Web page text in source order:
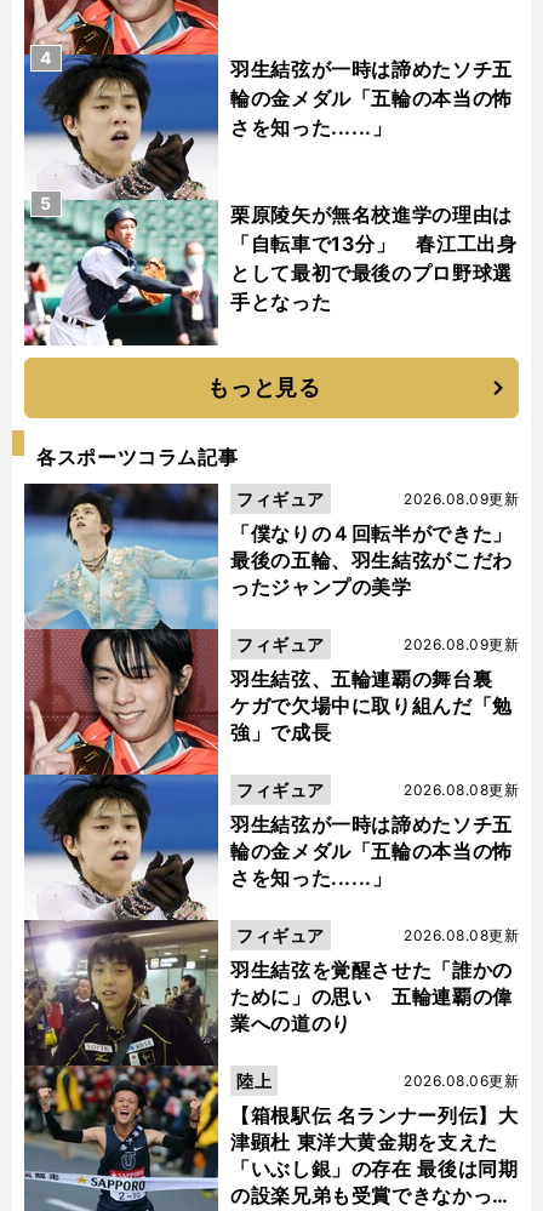
羽生結弦が一時は諦めたソチ五
輪の金メダル「五輪の本当の怖
さを知った......」
4
栗原陵矢が無名校進学の理由は
「自転車で13分」 春江工出身
として最初で最後のプロ野球選
手となった
5
もっと見る
各スポーツコラム記事
「僕なりの４回転半ができた」
最後の五輪、羽生結弦がこだわ
ったジャンプの美学
2026.08.09更新
フィギュア
羽生結弦、五輪連覇の舞台裏
ケガで欠場中に取り組んだ「勉
強」で成長
2026.08.09更新
フィギュア
羽生結弦が一時は諦めたソチ五
輪の金メダル「五輪の本当の怖
さを知った......」
2026.08.08更新
フィギュア
羽生結弦を覚醒させた「誰かの
ために」の思い 五輪連覇の偉
業への道のり
2026.08.08更新
フィギュア
【箱根駅伝 名ランナー列伝】大
津顕杜 東洋大黄金期を支えた
「いぶし銀」の存在 最後は同期
の設楽兄弟も受賞できなかった
2026.08.06更新
陸上